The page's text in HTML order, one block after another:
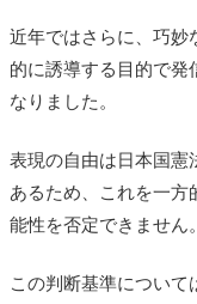
近年ではさらに、巧妙
的に誘導する目的で発
なりました。
表現の自由は日本国憲
あるため、これを一方
能性を否定できません。
この判断基準について